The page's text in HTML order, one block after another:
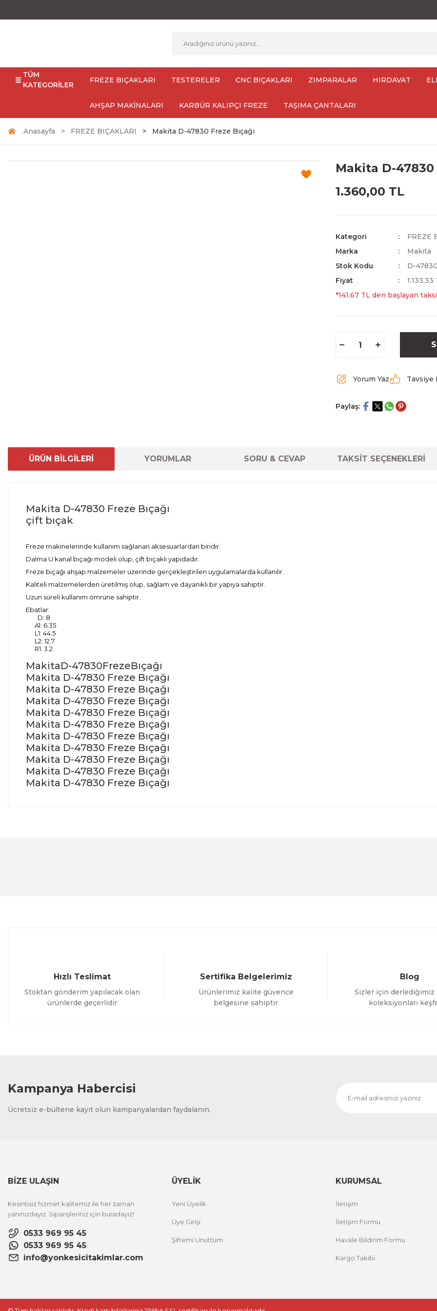
TÜM
KATEGORİLER
FREZE BIÇAKLARI TESTERELER CNC BIÇAKLARI ZIMPARALAR HIRDAVAT
AHŞAP MAKİNALARI KARBÜR KALIPÇI FREZE TAŞIMA ÇANTALARI
Anasayfa FREZE BIÇAKLARI Makita D-47830 Freze Bıçağı
Makita D-47830
1.360,00 TL
Kategori FREZE
Marka
Makita
Stok Kodu
D-47830
Fiyat
*141,67 TL den başlayan
Yorum Yaz Tavsiye
Paylaş:
ÜRÜN BİLGİLERİ YORUMLAR SORU & CEVAP TAKSİT SEÇENEKLERİ
Makita D-47830 Freze Bıçağı
çift bıçak
Freze makinelerinde kullanım sağlanan aksesuarlardan biridir.
Dalma U kanal bıçağı modeli olup, çift bıçaklı yapıdadır.
Freze bıçağı ahşap malzemeler üzerinde gerçekleştirilen uygulamalarda kullanılır.
Kaliteli malzemelerden üretilmiş olup, sağlam ve dayanıklı bir yapıya sahiptir.
Uzun süreli kullanım ömrüne sahiptir.
Ebatlar:
D: 8
A1: 6.35
L1: 44.5
L2: 12.7
R1: 3.2
MakitaD-47830FrezeBıçağı
Makita D-47830 Freze Bıçağı
Makita D-47830 Freze Bıçağı
Makita D-47830 Freze Bıçağı
Makita D-47830 Freze Bıçağı
Makita D-47830 Freze Bıçağı
Makita D-47830 Freze Bıçağı
Makita D-47830 Freze Bıçağı
Makita D-47830 Freze Bıçağı
Makita D-47830 Freze Bıçağı
Makita D-47830 Freze Bıçağı
Hızlı Teslimat
Stoktan gönderim yapılacak olan
ürünlerde geçerlidir
Sertifika Belgelerimiz
Ürünlerimiz kalite güvence
belgesine sahiptir
Blog
Sizler için derlediğimiz
koleksiyonları
Kampanya Habercisi
Ücretsiz e-bültene kayıt olun kampanyalardan faydalanın.
BİZE ULAŞIN
Kesintisiz hizmet kalitemiz ile her zaman
yanınızdayız. Siparişleriniz için buradayız!
0533 969 95 45
0533 969 95 45
info@yonkesicitakimlar.com
ÜYELİK
Yeni Üyelik
Üye Girişi
Şifremi Unuttum
KURUMSAL
İletişim
İletişim Formu
Havale Bildirim Formu
Kargo Takibi